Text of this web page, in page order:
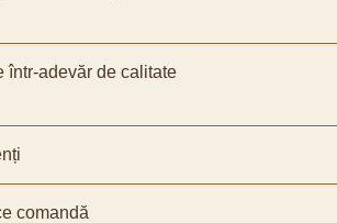
într-adevăr de calitate
comandă